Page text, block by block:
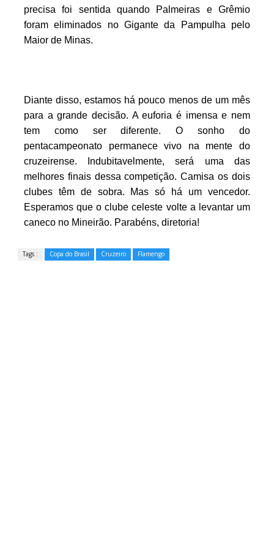
precisa foi sentida quando Palmeiras e Grêmio
foram eliminados no Gigante da Pampulha pelo
Maior de Minas.
Diante disso, estamos há pouco menos de um mês
para a grande decisão. A euforia é imensa e nem
tem como ser diferente. O sonho do
pentacampeonato permanece vivo na mente do
cruzeirense. Indubitavelmente, será uma das
melhores finais dessa competição. Camisa os dois
clubes têm de sobra. Mas só há um vencedor.
Esperamos que o clube celeste volte a levantar um
caneco no Mineirão. Parabéns, diretoria!
Tags : Copa do Brasil Cruzeiro Flamengo